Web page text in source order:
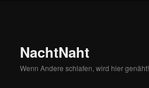
NachtNaht
Wenn Andere schlafen, wird hier genäht!